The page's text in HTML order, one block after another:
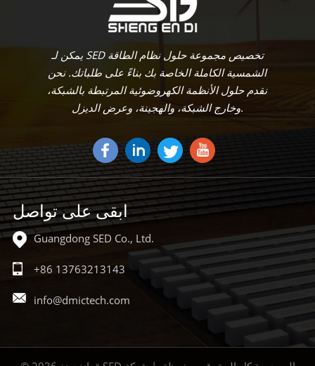
يمكن لـ SED تخصيص مجموعة حلول نظام الطاقة
الشمسية الكاملة الخاصة بك بناءً على طلباتك. نحن
نقدم حلول الأنظمة الكهروضوئية المرتبطة بالشبكة،
وخارج الشبكة، والهجينة، وعرض الديزل.
ابقى على تواصل
Guangdong SED Co., Ltd.
+86 13763213143
info@dmictech.com